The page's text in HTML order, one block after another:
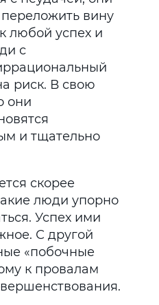
вину
любой успех и
с
риск. В свою
они
и тщательно
скорее
люди упорно
Успех ими
С другой
«побочные
к провалам